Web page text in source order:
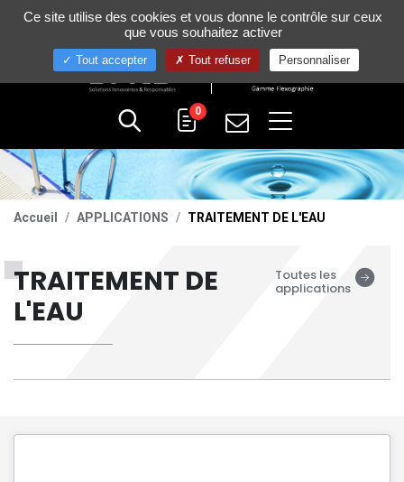
+33 (0)4 75 58 80 10
0
Accueil APPLICATIONS TRAITEMENT DE L'EAU
TRAITEMENT DE
L'EAU
Toutes les
applications
Gestion de vos préférences sur les cookies
Ce site utilise des cookies et vous donne le contrôle sur ceux
que vous souhaitez activer
Tout accepter Tout refuser Personnaliser